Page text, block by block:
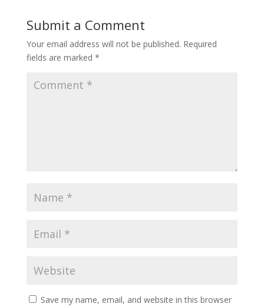
Submit a Comment
Your email address will not be published. Required
fields are marked *
Save my name, email, and website in this browser